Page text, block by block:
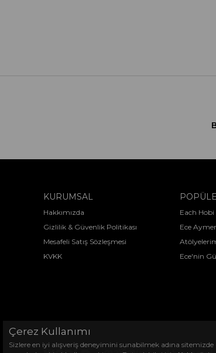
KURUMSAL
Hakkımızda
Gizlilik & Güvenlik Politikası
Mesafeli Satış Sözleşmesi
KVKK
Each
Ece
Ece'nin
Çerez Kullanımı
Sizlere en iyi alışveriş deneyimini sunabilmek adına sitemizde